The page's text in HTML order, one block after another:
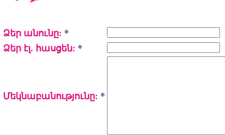
Ձեր անունը: *
Ձեր էլ. հասցեն: *
Մեկնաբանությունը: *